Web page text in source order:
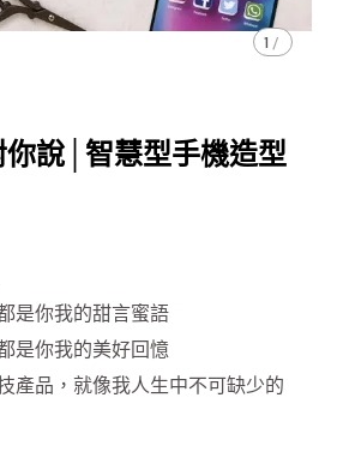
1 /
說│智慧型手機造型
是你我的甜言蜜語
是你我的美好回憶
產品，就像我人生中不可缺少的